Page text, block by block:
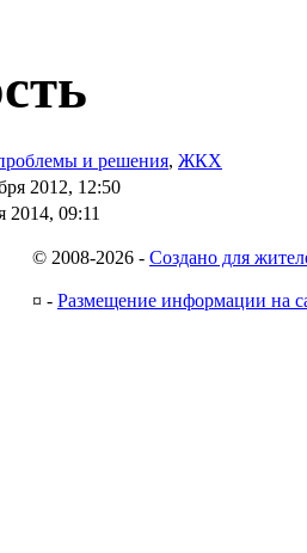
и решения, ЖКХ
2012, 12:50
2014, 09:11
© 2008-2026 - Создано для
¤ - Размещение информации на